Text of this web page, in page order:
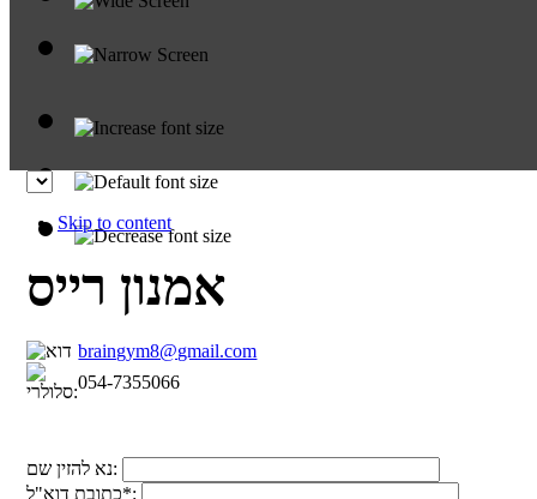
Skip to content
אמנון רייס
braingym8@gmail.com
054-7355066
נא להזין שם:
כתובת דוא"ל*: